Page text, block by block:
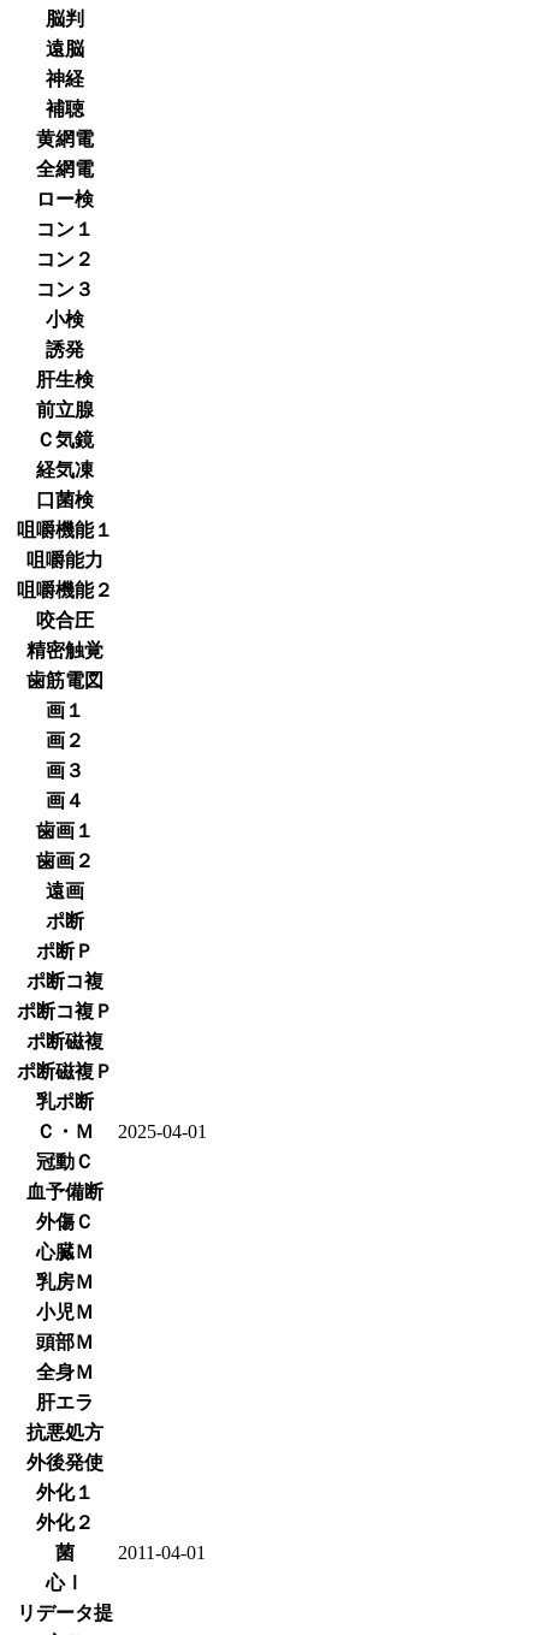
脳判
遠脳
神経
補聴
黄網電
全網電
ロー検
コン１
コン２
コン３
小検
誘発
肝生検
前立腺
Ｃ気鏡
経気凍
口菌検
咀嚼機能１
咀嚼能力
咀嚼機能２
咬合圧
精密触覚
歯筋電図
画１
画２
画３
画４
歯画１
歯画２
遠画
ポ断
ポ断Ｐ
ポ断コ複
ポ断コ複Ｐ
ポ断磁複
ポ断磁複Ｐ
乳ポ断
Ｃ・Ｍ
2025-04-01
冠動Ｃ
血予備断
外傷Ｃ
心臓Ｍ
乳房Ｍ
小児Ｍ
頭部Ｍ
全身Ｍ
肝エラ
抗悪処方
外後発使
外化１
外化２
菌
2011-04-01
心Ⅰ
リデータ提